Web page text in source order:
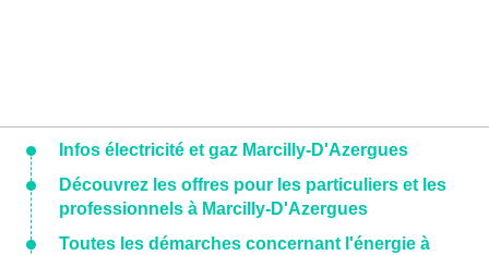
Infos électricité et gaz Marcilly-D'Azergues
Découvrez les offres pour les particuliers et les
professionnels à Marcilly-D'Azergues
Toutes les démarches concernant l'énergie à